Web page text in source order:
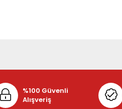
%100 Güvenli
Alışveriş